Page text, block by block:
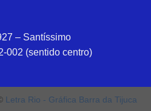
– Santíssimo
002 (sentido centro)
Letra Rio - Gráfica Barra da Tijuca